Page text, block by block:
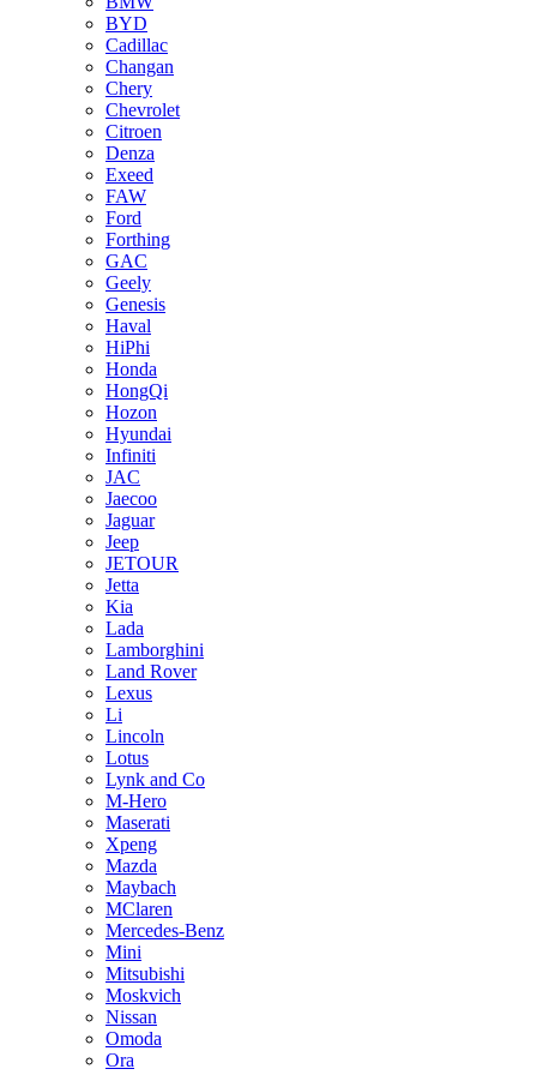
BYD
Cadillac
Changan
Chery
Chevrolet
Citroen
Denza
Exeed
FAW
Ford
Forthing
GAC
Geely
Genesis
Haval
HiPhi
Honda
HongQi
Hozon
Hyundai
Infiniti
JAC
Jaecoo
Jaguar
Jeep
JETOUR
Jetta
Kia
Lada
Lamborghini
Land Rover
Lexus
Li
Lincoln
Lotus
Lynk and Co
M-Hero
Maserati
Xpeng
Mazda
Maybach
MClaren
Mercedes-Benz
Mini
Mitsubishi
Moskvich
Nissan
Omoda
Ora